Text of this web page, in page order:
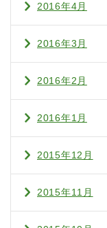
2016年4月
2016年3月
2016年2月
2016年1月
2015年12月
2015年11月